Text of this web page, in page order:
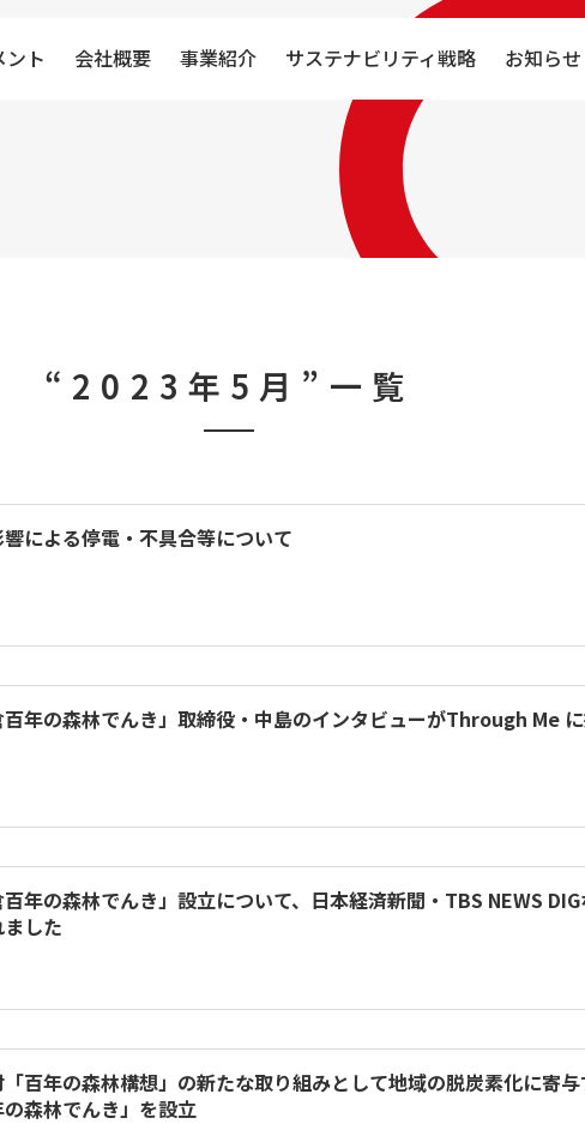
ント 会社概要 事業紹介 サステナビリティ戦略 お知らせ
“2023年5月”一覧
による停電・不具合等について
百年の森林でんき」取締役・中島のインタビューがThrough Me
百年の森林でんき」設立について、日本経済新聞・TBS NEWS
した
百年の森林構想」の新たな取り組みとして地域の脱炭素化に寄
森林でんき」を設立